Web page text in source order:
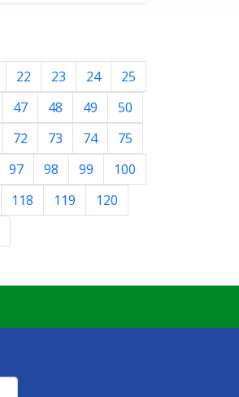
22 23 24
25
47 48 49
50
72 73 74
75
97 98 99
100
118 119
120